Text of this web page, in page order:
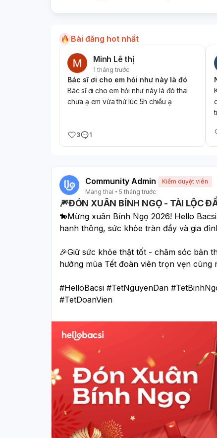
Bài đăng hot nhất
Minh Lê thị
1 tháng trước
Bác sĩ ơi cho em hỏi như này là đó
Bác sĩ ơi cho em hỏi như này là đó thai
chưa ạ em vừa thử lúc 5h chiều ạ
3 1
Community Admin
Kiểm duyệt viên
Mang thai
5 tháng trước
🎆ĐÓN XUÂN BÍNH NGỌ - TÀI LỘC
🐎Mừng xuân Bính Ngọ 2026! Hello
hanh thông, sức khỏe tràn đầy và gia
🎉Giữ sức khỏe thật tốt - chăm sóc bản
hưởng mùa Tết đoàn viên trọn vẹn cùng
#HelloBacsi #TetNguyenDan
#TetDoanVien